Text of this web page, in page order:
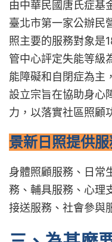
由中華民國唐氏症基
臺北市第一家公辦民
照主要的服務對象是
管中心評定失能等級
能障礙和自閉症為主
設立宗旨在協助身心
力，以落實社區照顧
景新日照提供
身體照顧服務、日常
務、輔具服務、心理
接送服務、社會參與